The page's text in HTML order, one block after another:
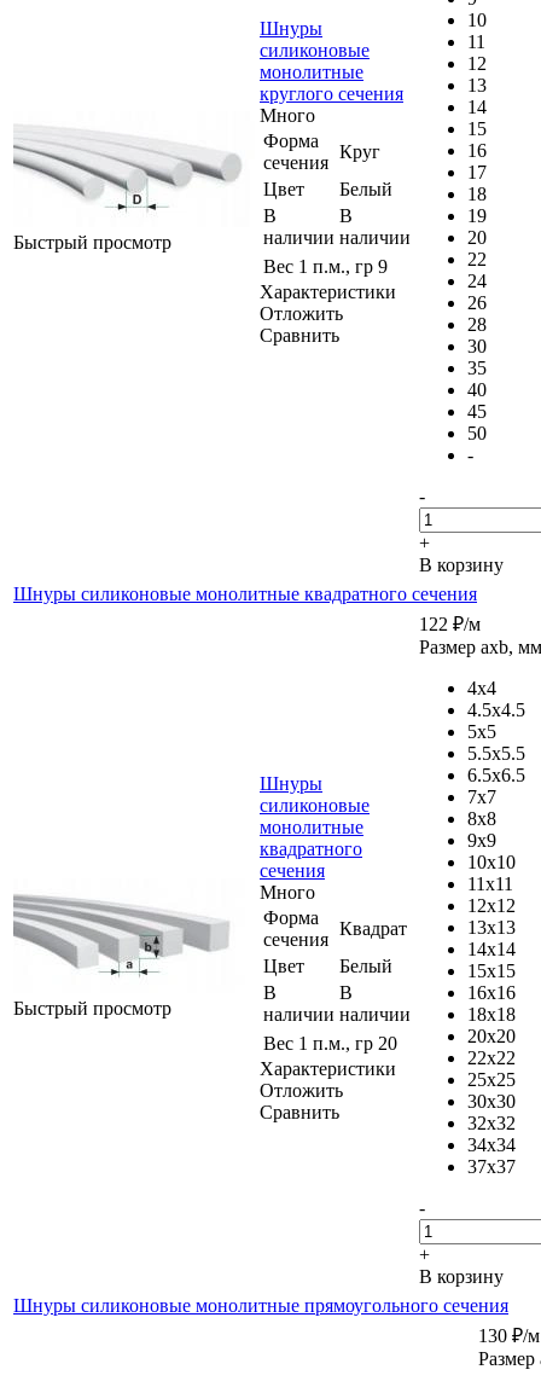
Быстрый просмотр
Шнуры
силиконовые
монолитные
круглого сечения
Много
Форма
сечения
Круг
Цвет
Белый
В
наличии
В
наличии
Вес 1 п.м., гр 9
Характеристики
Отложить
Сравнить
10
11
12
13
14
15
16
17
18
19
20
22
24
26
28
30
35
40
45
50
-
-
+
В корзину
Шнуры силиконовые монолитные квадратного сечения
Быстрый просмотр
Шнуры
силиконовые
монолитные
квадратного
сечения
Много
Форма
сечения
Квадрат
Цвет
Белый
В
наличии
В
наличии
Вес 1 п.м., гр 20
Характеристики
Отложить
Сравнить
122 ₽/м
Размер axb, мм
4x4
4.5x4.5
5x5
5.5x5.5
6.5x6.5
7x7
8x8
9x9
10x10
11x11
12x12
13x13
14x14
15x15
16x16
18x18
20x20
22x22
25x25
30x30
32x32
34x34
37x37
-
+
В корзину
Шнуры силиконовые монолитные прямоугольного сечения
130 ₽/м